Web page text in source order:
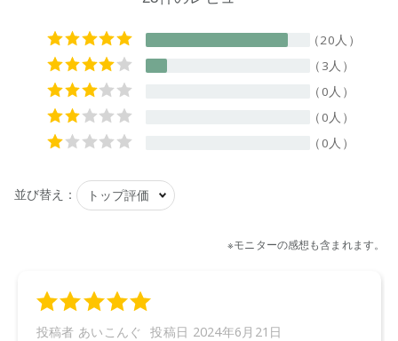
【内容量】
【成分】
界面活性剤（11％、アルキルグリコシド、アルキル硫酸エス
テルナトリウム）、金属封鎖剤、アルカリ剤、水軟化剤、pH
【プラマーク】